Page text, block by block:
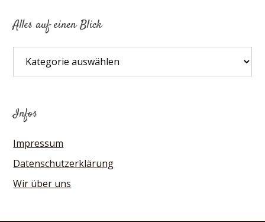
Alles auf einen Blick
auf
Infos
Impressum
Datenschutzerklärung
Wir über uns